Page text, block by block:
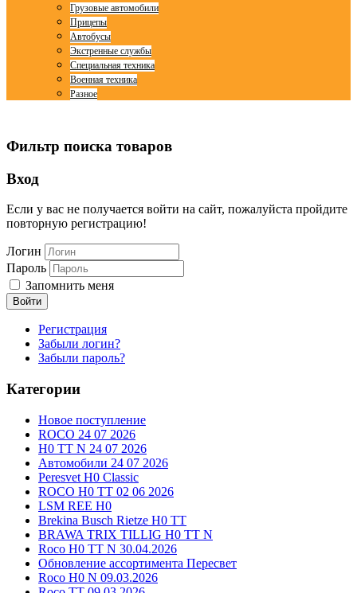
Грузовые автомобили
Прицепы
Автобусы
Экстренные службы
Специальная техника
Военная техника
Разное
Фильтр поиска товаров
Вход
Если у вас не получается войти на сайт, пожалуйста пройдите
повторную регистрацию!
Логин
Пароль
Запомнить меня
Войти
Регистрация
Забыли логин?
Забыли пароль?
Категории
Новое поступление
ROCO 24 07 2026
H0 TT N 24 07 2026
Автомобили 24 07 2026
Peresvet H0 Classic
ROCO H0 TT 02 06 2026
LSM REE H0
Brekina Busch Rietze H0 TT
BRAWA TRIX TILLIG H0 TT N
Roco H0 TT N 30.04.2026
Обновление ассортимента Пересвет
Roco H0 N 09.03.2026